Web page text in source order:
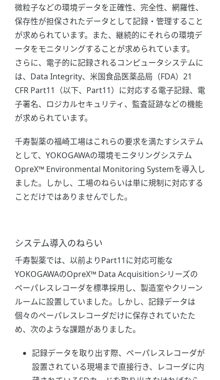
微粒子などの環境データを正確性、完全性、網羅性、
保存性が担保されたデータとして記録・管理すること
が求められています。また、継続的にそれらの環境デ
ータをモニタリングすることが求められています。
さらに、電子的に記録されるコンピュータシステムに
は、Data Integrity、米国食品医薬品局（FDA）21
CFR Part11（以下、Part11）に対応する電子記録、電
子署名、ロジカルセキュリティ、監査証跡などの機能
が求められています。
千寿製薬の福崎工場はこれらの要求を満たすシステム
として、YOKOGAWAの環境モニタリングシステム
OpreX™ Environmental Monitoring Systemを導入し
ました。しかし、工場のねらいは単に規制に対応する
ことだけではありませんでした。
システム導入のねらい
千寿製薬では、以前よりPart11に対応可能な
YOKOGAWAのOpreX™ Data Acquisitionシリーズの
ペーパレスレコーダを標準採用し、製造室やクリーン
ルームに設置していました。しかし、記録データは
個々のペーパレスレコーダだけに保存されていたた
め、次のような課題がありました。
記録データを取り出す際、ペーパレスレコーダが
設置されている現場まで直接行き、レコーダに内